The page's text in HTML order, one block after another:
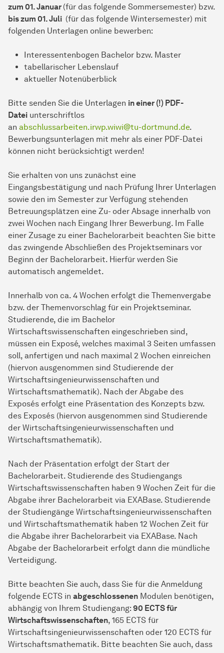
zum 01. Januar (für das folgende Sommersemester) bzw.
bis zum 01. Juli (für das folgende Wintersemester) mit
folgenden Unterlagen online bewerben:
Interessentenbogen Bachelor bzw. Master
tabellarischer Lebenslauf
aktueller Notenüberblick
Bitte senden Sie die Unterlagen in einer (!) PDF-
Datei unterschriftlos
an abschlussarbeiten.irwp.wiwi@tu-dortmund.de.
Bewerbungsunterlagen mit mehr als einer PDF-Datei
können nicht berücksichtigt werden!
Sie erhalten von uns zunächst eine
Eingangsbestätigung und nach Prüfung Ihrer Unterlagen
sowie den im Semester zur Verfügung stehenden
Betreuungsplätzen eine Zu- oder Absage innerhalb von
zwei Wochen nach Eingang Ihrer Bewerbung. Im Falle
einer Zusage zu einer Bachelorarbeit beachten Sie bitte
das zwingende Abschließen des Projektseminars vor
Beginn der Bachelorarbeit. Hierfür werden Sie
automatisch angemeldet.
Innerhalb von ca. 4 Wochen erfolgt die Themenvergabe
bzw. der Themenvorschlag für ein Projektseminar.
Studierende, die im Bachelor
Wirtschaftswissenschaften eingeschrieben sind,
müssen ein Exposé, welches maximal 3 Seiten umfassen
soll, anfertigen und nach maximal 2 Wochen einreichen
(hiervon ausgenommen sind Studierende der
Wirtschaftsingenieurwissenschaften und
Wirtschaftsmathematik). Nach der Abgabe des
Exposés erfolgt eine Präsentation des Konzepts bzw.
des Exposés (hiervon ausgenommen sind Studierende
der Wirtschaftsingenieurwissenschaften und
Wirtschaftsmathematik).
Nach der Präsentation erfolgt der Start der
Bachelorarbeit. Studierende des Studiengangs
Wirtschaftswissenschaften haben 9 Wochen Zeit für die
Abgabe ihrer Bachelorarbeit via EXABase. Studierende
der Studiengänge Wirtschaftsingenieurwissenschaften
und Wirtschaftsmathematik haben 12 Wochen Zeit für
die Abgabe ihrer Bachelorarbeit via EXABase. Nach
Abgabe der Bachelorarbeit erfolgt dann die mündliche
Verteidigung.
Bitte beachten Sie auch, dass Sie für die Anmeldung
folgende ECTS in abgeschlossenen Modulen benötigen,
abhängig von Ihrem Studiengang: 90 ECTS für
Wirtschaftswissenschaften, 165 ECTS für
Wirtschaftsingenieurwissenschaften oder 120 ECTS für
Wirtschaftsmathematik. Bitte beachten Sie auch, dass